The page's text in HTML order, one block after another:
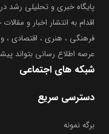
پایگاه خبری و تحلیلی رشد در
اقدام به انتشار اخبار و
فرهنگی ، هنری ، اقتصادی ،
عرصه اطلاع رسانی بتواند
شبکه های اجتماعی
دسترسی سریع
برگه نمونه